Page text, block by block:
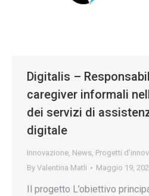
Digitalis –
caregiver informali
dei servizi di
digitale
Innovazione, News, Progetti
By Valentina Matli Maggio 19,
Il progetto L’obiettivo